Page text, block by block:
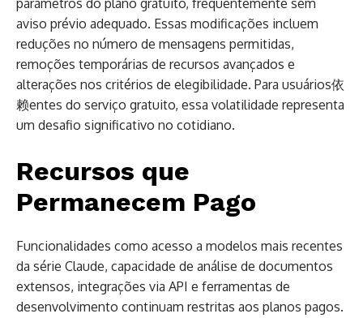
parâmetros do plano gratuito, frequentemente sem
aviso prévio adequado. Essas modificações incluem
reduções no número de mensagens permitidas,
remoções temporárias de recursos avançados e
alterações nos critérios de elegibilidade. Para usuários依
赖entes do serviço gratuito, essa volatilidade representa
um desafio significativo no cotidiano.
Recursos que
Permanecem Pago
Funcionalidades como acesso a modelos mais recentes
da série Claude, capacidade de análise de documentos
extensos, integrações via API e ferramentas de
desenvolvimento continuam restritas aos planos pagos.